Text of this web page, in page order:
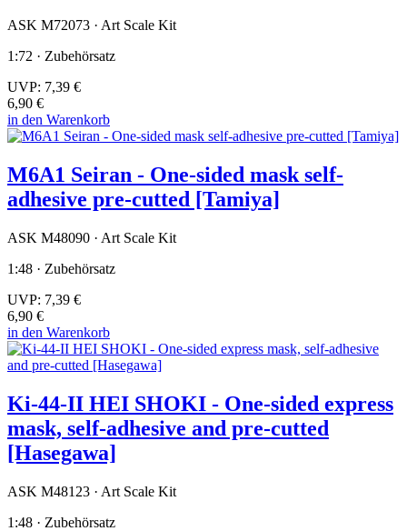
ASK M72073 · Art Scale Kit
1:72 · Zubehörsatz
UVP: 7,39 €
6,90 €
in den Warenkorb
M6A1 Seiran - One-sided mask self-
adhesive pre-cutted [Tamiya]
ASK M48090 · Art Scale Kit
1:48 · Zubehörsatz
UVP: 7,39 €
6,90 €
in den Warenkorb
Ki-44-II HEI SHOKI - One-sided express
mask, self-adhesive and pre-cutted
[Hasegawa]
ASK M48123 · Art Scale Kit
1:48 · Zubehörsatz